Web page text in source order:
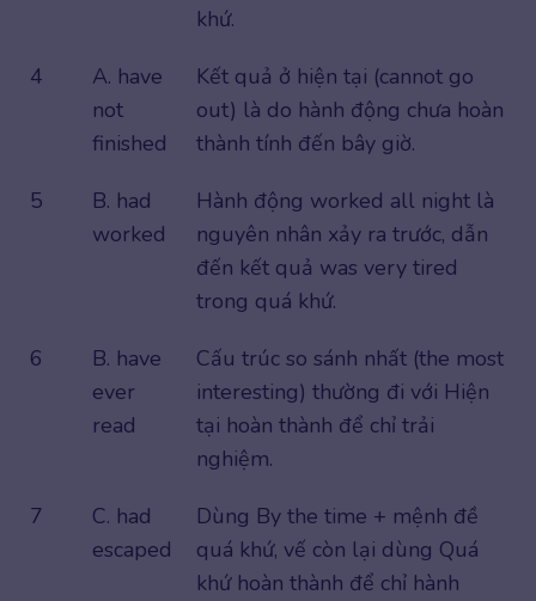
khứ.
4
A. have
not
finished
Kết quả ở hiện tại (cannot go
out) là do hành động chưa hoàn
thành tính đến bây giờ.
5
B. had
worked
Hành động worked all night là
nguyên nhân xảy ra trước, dẫn
đến kết quả was very tired
trong quá khứ.
6
B. have
ever
read
Cấu trúc so sánh nhất (the most
interesting) thường đi với Hiện
tại hoàn thành để chỉ trải
nghiệm.
7
C. had
escaped
Dùng By the time + mệnh đề
quá khứ, vế còn lại dùng Quá
khứ hoàn thành để chỉ hành